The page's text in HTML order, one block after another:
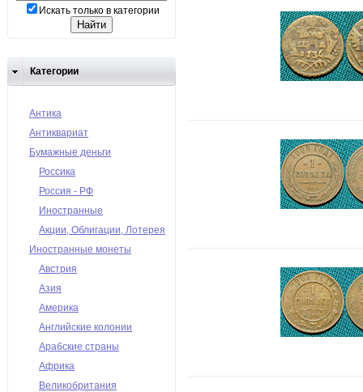
Искать только в категории
Категории
Антика
Антиквариат
Бумажные деньги
Россика
Россия - РФ
Иностранные
Акции, Облигации, Лотерея
Иностранные монеты
Австрия
Азия
Америка
Английские колонии
Арабские страны
Африка
Великобритания